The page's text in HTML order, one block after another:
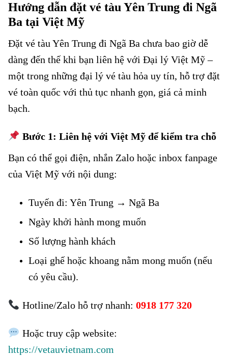
Hướng dẫn đặt vé tàu Yên Trung đi Ngã
Ba tại Việt Mỹ
Đặt vé tàu Yên Trung đi Ngã Ba chưa bao giờ dễ
dàng đến thế khi bạn liên hệ với Đại lý Việt Mỹ–
một trong những đại lý vé tàu hỏa uy tín, hỗ trợ đặt
vé toàn quốc với thủ tục nhanh gọn, giá cả minh
bạch.
Bước 1: Liên hệ với Việt Mỹ để kiểm tra chỗ
Bạn có thể gọi điện, nhắn Zalo hoặc inbox fanpage
của Việt Mỹ với nội dung:
Tuyến đi: Yên Trung → Ngã Ba
Ngày khởi hành mong muốn
Số lượng hành khách
Loại ghế hoặc khoang nằm mong muốn (nếu
có yêu cầu).
Hotline/Zalo hỗ trợ nhanh: 0918 177 320
Hoặc truy cập website:
https://vetauvietnam.com